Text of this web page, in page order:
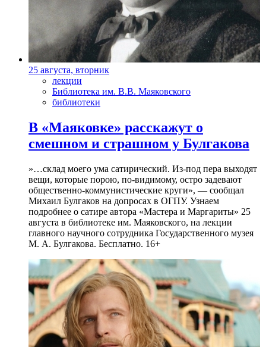
25 августа, вторник
лекции
Библиотека им. В.В. Маяковского
библиотеки
В «Маяковке» расскажут о
смешном и страшном у Булгакова
»…склад моего ума сатирический. Из-под пера выходят
вещи, которые порою, по-видимому, остро задевают
общественно-коммунистические круги», — сообщал
Михаил Булгаков на допросах в ОГПУ. Узнаем
подробнее о сатире автора «Мастера и Маргариты» 25
августа в библиотеке им. Маяковского, на лекции
главного научного сотрудника Государственного музея
М. А. Булгакова. Бесплатно. 16+